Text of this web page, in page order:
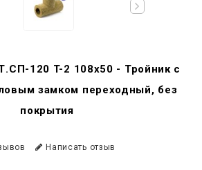
120 T-2 108x50 - Тройник c
замком переходный, без
покрытия
Написать отзыв